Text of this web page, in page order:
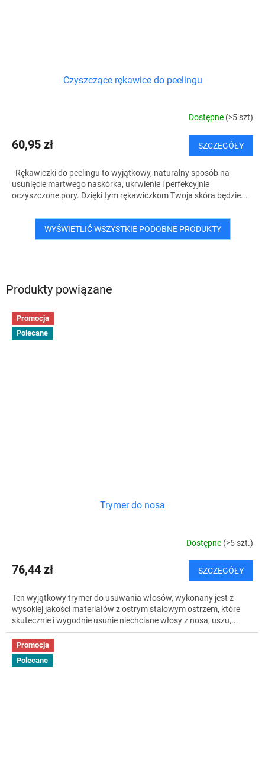
Produkty powiązane
Promocja
Polecane
Trymer do nosa
Dostępne (>5 szt.)
76,44 zł SZCZEGÓŁY
Ten wyjątkowy trymer do usuwania włosów, wykonany jest z
wysokiej jakości materiałów z ostrym stalowym ostrzem, które
skutecznie i wygodnie usunie niechciane włosy z nosa, uszu,...
Promocja
Polecane
Czyszczące rękawice do peelingu
Dostępne (>5 szt)
60,95 zł SZCZEGÓŁY
Rękawiczki do peelingu to wyjątkowy, naturalny sposób na
usunięcie martwego naskórka, ukrwienie i perfekcyjnie
oczyszczone pory. Dzięki tym rękawiczkom Twoja skóra będzie...
WYŚWIETLIĆ WSZYSTKIE PODOBNE PRODUKTY